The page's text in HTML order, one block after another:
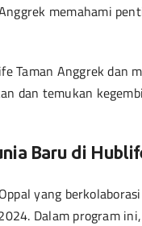
memahami
Taman Anggrek dan
dan temukan
Baru di
yang
Dalam program